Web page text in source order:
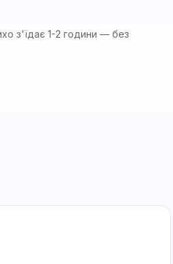
з'їдає 1-2 години — без